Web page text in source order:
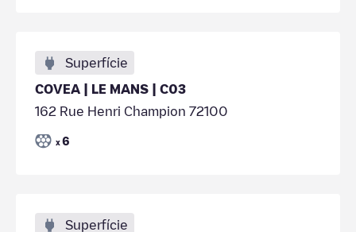
Superfície
COVEA | LE MANS | C03
162 Rue Henri Champion 72100
x 6
Superfície